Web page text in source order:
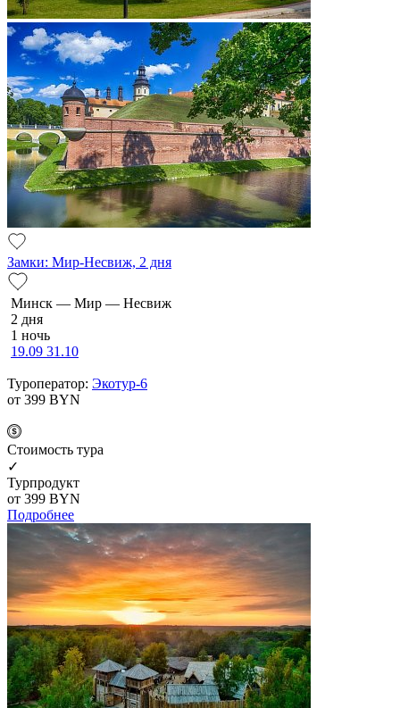
Замки: Мир-Несвиж, 2 дня
Минск — Мир — Несвиж
2 дня
1 ночь
19.09 31.10
Туроператор: Экотур-6
от 399 BYN
Cтоимость тура
✓
Турпродукт
от 399 BYN
Подробнее